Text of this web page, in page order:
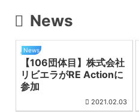
News
News
【106団体目】株式会社
リビエラがRE Actionに
参加
2021.02.03